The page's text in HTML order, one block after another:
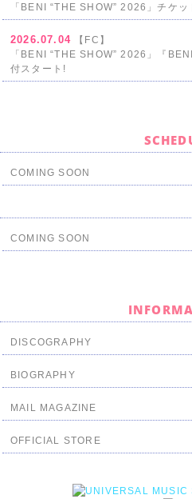
「BENI “THE SHOW” 2026」チケ
2026.07.04
【FC】
「BENI “THE SHOW” 2026」『
付スタート!
COMING SOON
COMING SOON
DISCOGRAPHY
BIOGRAPHY
MAIL MAGAZINE
OFFICIAL STORE